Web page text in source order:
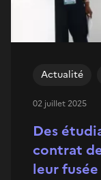
Des
contrat
leur fusée
Actualité
02 juillet 2025